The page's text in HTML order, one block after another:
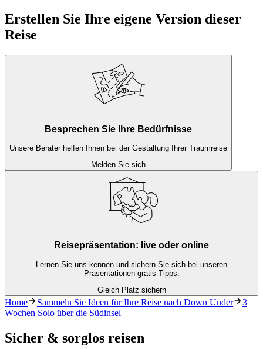
Erstellen Sie Ihre eigene Version dieser
Reise
Besprechen Sie Ihre Bedürfnisse
Unsere Berater helfen Ihnen bei der Gestaltung Ihrer Traumreise
Melden Sie sich
Reisepräsentation: live oder online
Lernen Sie uns kennen und sichern Sie sich bei unseren
Präsentationen gratis Tipps.
Gleich Platz sichern
Home Sammeln Sie Ideen für Ihre Reise nach Down Under
3
Wochen Solo über die Südinsel
Sicher & sorglos reisen